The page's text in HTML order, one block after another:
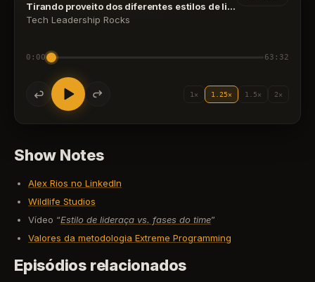
Tirando proveito dos diferentes estilos de liderança com Alex Rios
Tech Leadership Rocks
0:00 63:32
1× 1.25× 1.5× 2×
Show Notes
Alex Rios no LinkedIn
Wildlife Studios
Vídeo “Estilo de lideraça vs. fases do time”
Valores da metodologia Extreme Programming
Episódios relacionados